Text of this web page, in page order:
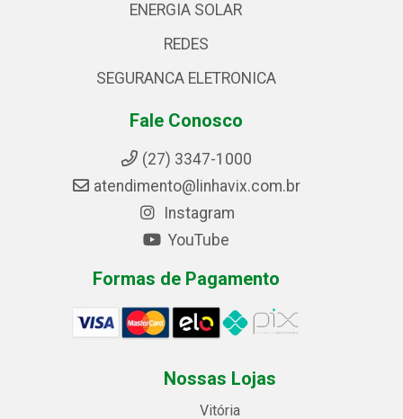
ENERGIA SOLAR
REDES
SEGURANCA ELETRONICA
Fale Conosco
(27) 3347-1000
atendimento@linhavix.com.br
Instagram
YouTube
Formas de Pagamento
Nossas Lojas
Vitória